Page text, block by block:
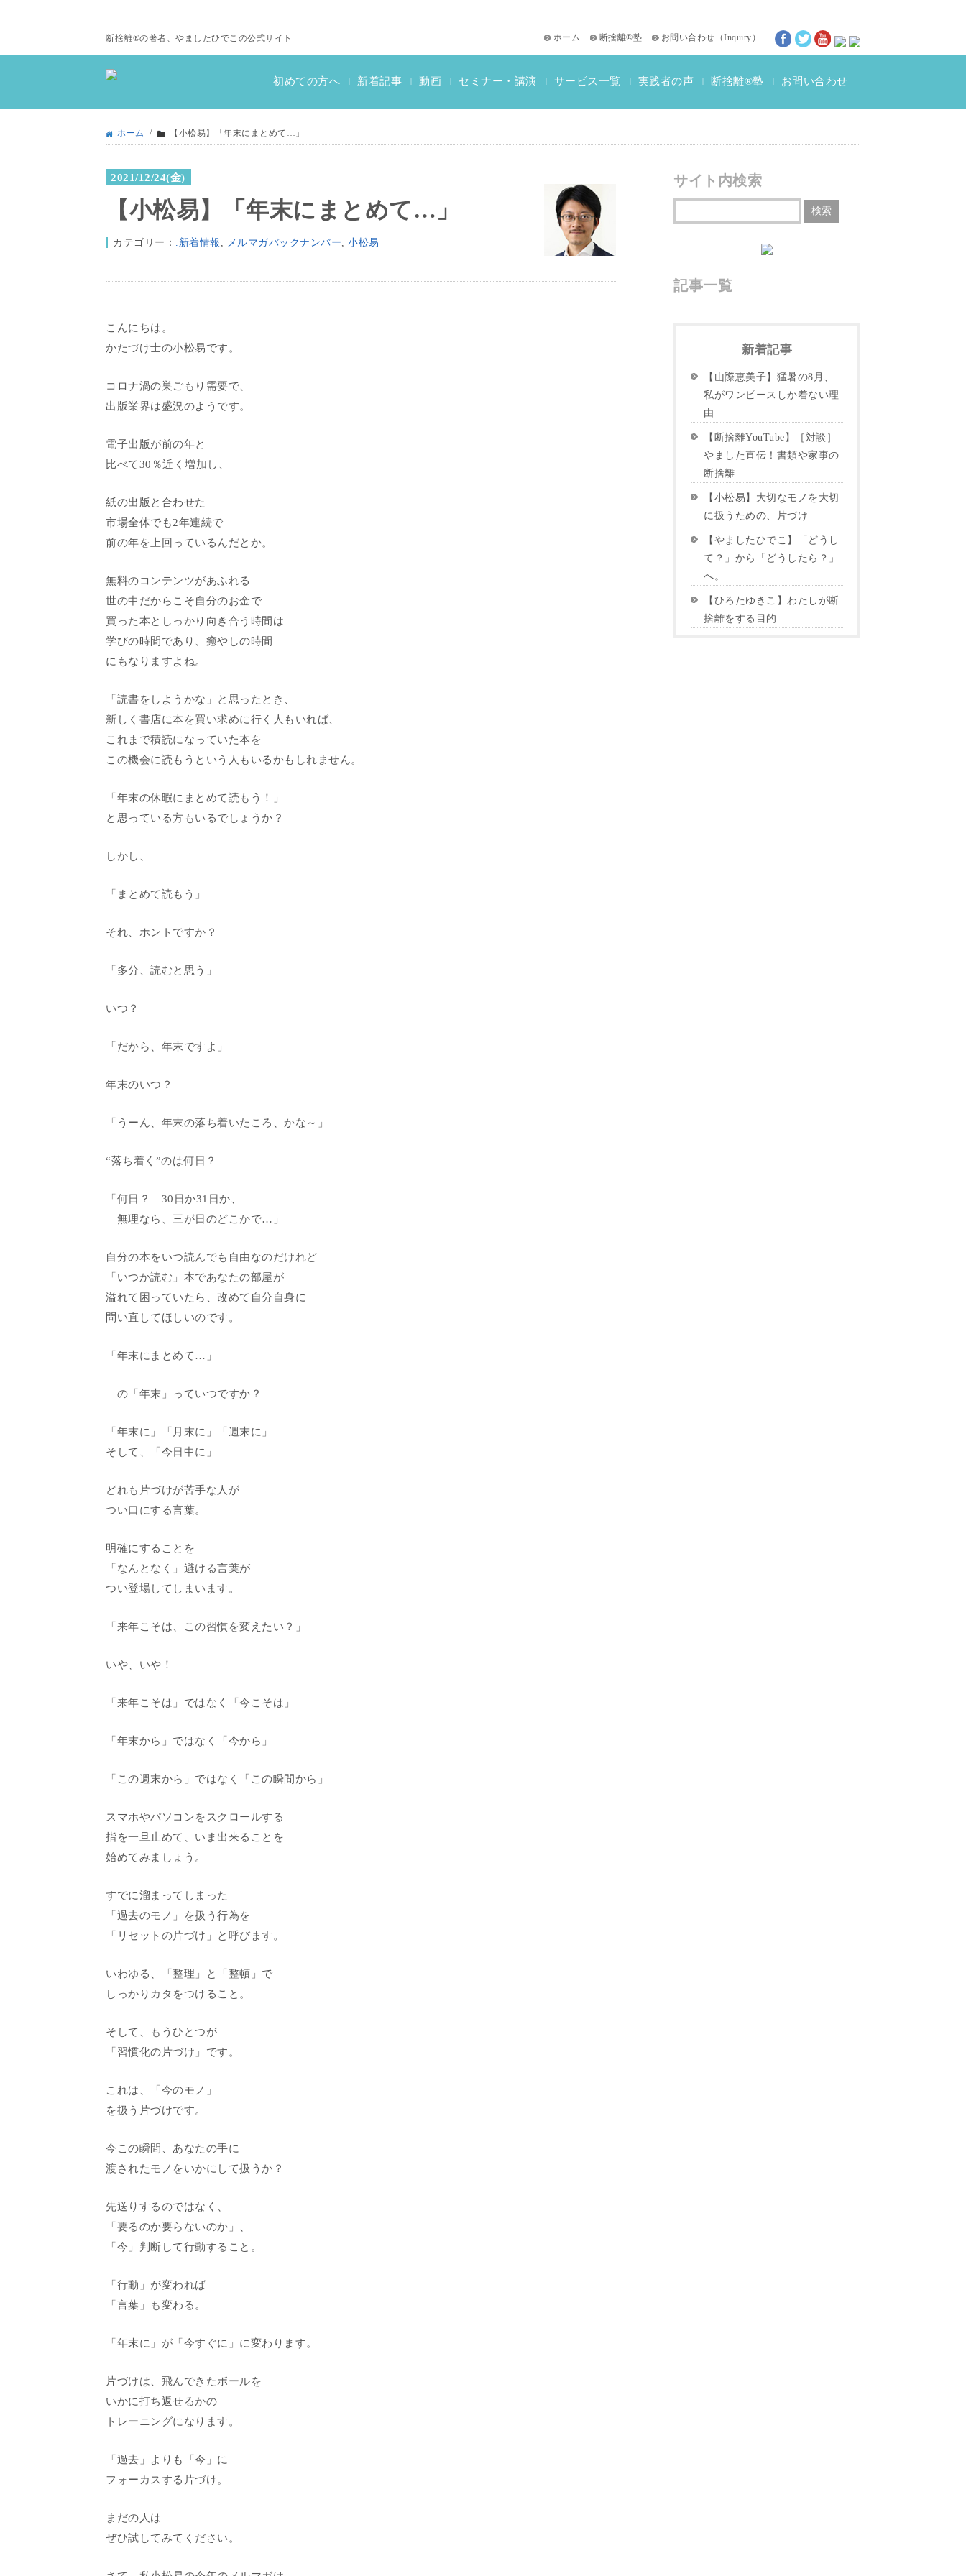
断捨離®の著者、やましたひでこの公式サイト ホーム 断捨離®塾 お問い合わせ （Inquiry ）
初めての方へ | 新着記事 | 動画 | セミナー・講演 | サービス一覧
おススメ書籍
教材一覧
断捨離検定情報
| 実践者の声
断捨離®体験談
動画インタビュー
| 断捨離®塾 | お問い合わせ
ホーム / 【小松易】「年末にまとめて…」
2021/12/24(金)
【小松易】「年末にまとめて…」
カテゴリー： .新着情報 , メルマガバックナンバー, 小松易
こんにちは。
かたづけ士の小松易です。
コロナ渦の巣ごもり需要で、
出版業界は盛況のようです。
電子出版が前の年と
比べて30％近く増加し、
紙の出版と合わせた
市場全体でも2年連続で
前の年を上回っているんだとか。
無料のコンテンツがあふれる
世の中だからこそ自分のお金で
買った本としっかり向き合う時間は
学びの時間であり、癒やしの時間
にもなりますよね。
「読書をしようかな」と思ったとき、
新しく書店に本を買い求めに行く人もいれば、
これまで積読になっていた本を
この機会に読もうという人もいるかもしれません。
「年末の休暇にまとめて読もう！」
と思っている方もいるでしょうか？
しかし、
「まとめて読もう」
それ、ホントですか？
「多分、読むと思う」
いつ？
「だから、年末ですよ」
年末のいつ？
「うーん、年末の落ち着いたころ、かな～」
“落ち着く”のは何日？
「何日？ 30日か31日か、
無理なら、三が日のどこかで…」
自分の本をいつ読んでも自由なのだけれど
「いつか読む」本であなたの部屋が
溢れて困っていたら、改めて自分自身に
問い直してほしいのです。
「年末にまとめて…」
の「年末」っていつですか？
「年末に」「月末に」「週末に」
そして、「今日中に」
どれも片づけが苦手な人が
つい口にする言葉。
明確にすることを
「なんとなく」避ける言葉が
つい登場してしまいます。
「来年こそは、この習慣を変えたい？」
いや、いや！
「来年こそは」ではなく「今こそは」
「年末から」ではなく「今から」
「この週末から」ではなく「この瞬間から」
スマホやパソコンをスクロールする
指を一旦止めて、いま出来ることを
始めてみましょう。
すでに溜まってしまった
「過去のモノ」を扱う行為を
「リセットの片づけ」と呼びます。
いわゆる、「整理」と「整頓」で
しっかりカタをつけること。
そして、もうひとつが
「習慣化の片づけ」です。
これは、「今のモノ」
を扱う片づけです。
今この瞬間、あなたの手に
渡されたモノをいかにして扱うか？
先送りするのではなく、
「要るのか要らないのか」、
「今」判断して行動すること。
「行動」が変われば
「言葉」も変わる。
「年末に」が「今すぐに」に変わります。
片づけは、飛んできたボールを
いかに打ち返せるかの
トレーニングになります。
「過去」よりも「今」に
フォーカスする片づけ。
まだの人は
ぜひ試してみてください。
サイト内検索
記事一覧
新着記事
【山際恵美子】猛暑の8月、
私がワンピースしか着ない理
由
【断捨離YouTube】［対談］
やました直伝！書類や家事の
断捨離
【小松易】大切なモノを大切
に扱うための、片づけ
【やましたひでこ】「どうし
て？」から「どうしたら？」
へ。
【ひろたゆきこ】わたしが断
捨離をする目的